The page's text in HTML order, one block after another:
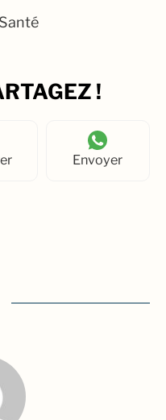
Santé
!
Envoyer